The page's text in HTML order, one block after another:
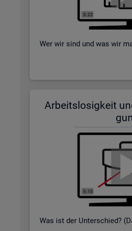
Wer wir sind und was wir
Ar­beits­lo­sig­keit
Was ist der Un­ter­schied?